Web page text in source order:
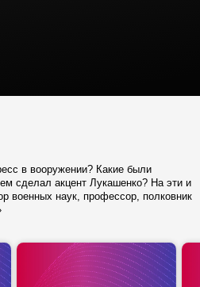
в вооружении? Какие были
сделал акцент Лукашенко? На эти и
военных наук, профессор, полковник